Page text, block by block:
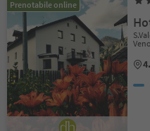
Prenotabile online